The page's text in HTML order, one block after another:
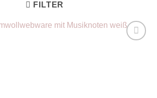
FILTER